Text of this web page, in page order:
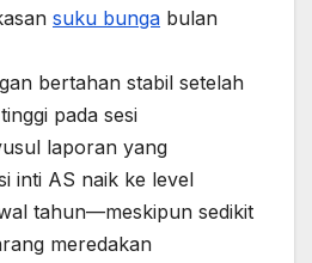
suku bunga bulan
bertahan stabil setelah
pada sesi
laporan yang
inti AS naik ke level
tahun—meskipun sedikit
meredakan